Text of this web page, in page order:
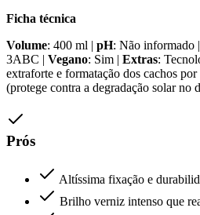
Ficha técnica
Volume: 400 ml | pH: Não informado |
3ABC | Vegano: Sim | Extras:
extraforte e formatação dos cachos
(protege contra a degradação solar no
Prós
Altíssima fixação e
Brilho verniz intenso que